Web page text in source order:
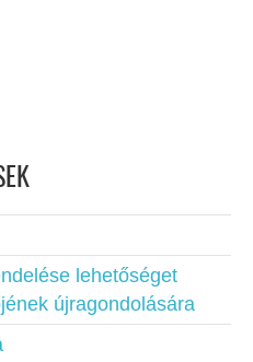
lehetőséget
újragondolására